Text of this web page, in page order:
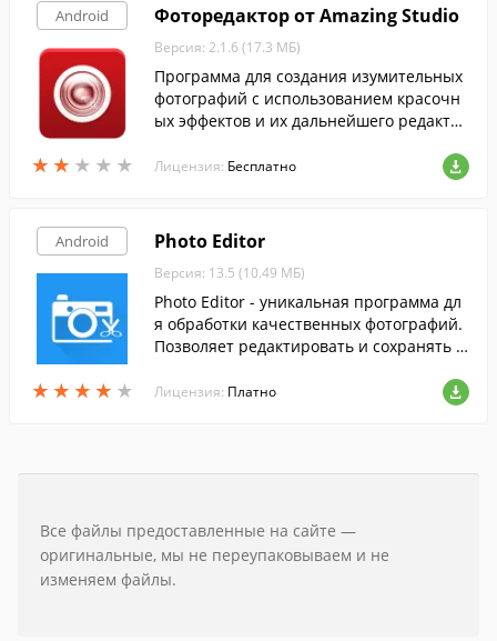
Android
★ ★ ★ ★ ★
★ ★ ★ ★ ★
Фоторедактор от Amazing Studio
Версия: 2.1.6 (17.3 МБ)
Программа для создания изумительных
фотографий с использованием красочн
ых эффектов и их дальнейшего редакти
Лицензия: Бесплатно
Android
★ ★ ★ ★ ★
★ ★ ★ ★ ★
Photo Editor
Версия: 13.5 (10.49 МБ)
Photo Editor - уникальная программа дл
я обработки качественных фотографий.
Позволяет редактировать и сохранять в
Лицензия: Платно
Все файлы предоставленные на сайте —
оригинальные, мы не переупаковываем и не
изменяем файлы.